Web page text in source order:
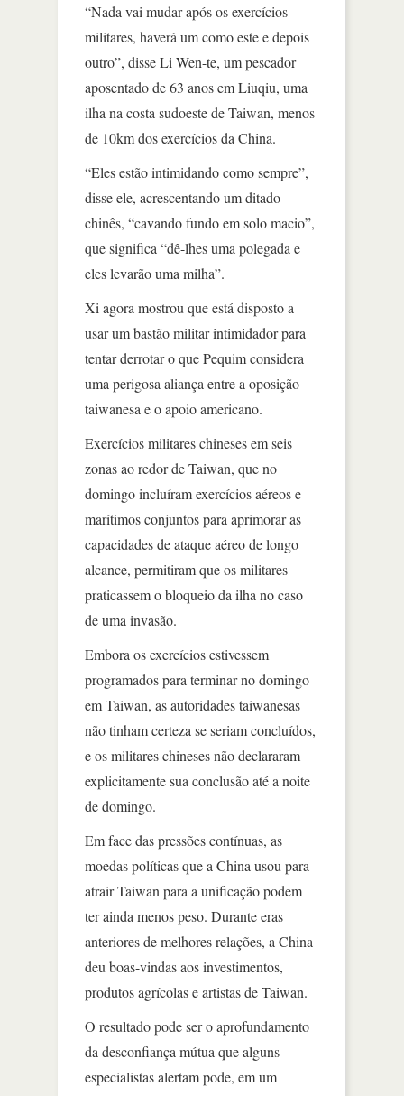
“Nada vai mudar após os exercícios
militares, haverá um como este e depois
outro”, disse Li Wen-te, um pescador
aposentado de 63 anos em Liuqiu, uma
ilha na costa sudoeste de Taiwan, menos
de 10km dos exercícios da China.
“Eles estão intimidando como sempre”,
disse ele, acrescentando um ditado
chinês, “cavando fundo em solo macio”,
que significa “dê-lhes uma polegada e
eles levarão uma milha”.
Xi agora mostrou que está disposto a
usar um bastão militar intimidador para
tentar derrotar o que Pequim considera
uma perigosa aliança entre a oposição
taiwanesa e o apoio americano.
Exercícios militares chineses em seis
zonas ao redor de Taiwan, que no
domingo incluíram exercícios aéreos e
marítimos conjuntos para aprimorar as
capacidades de ataque aéreo de longo
alcance, permitiram que os militares
praticassem o bloqueio da ilha no caso
de uma invasão.
Embora os exercícios estivessem
programados para terminar no domingo
em Taiwan, as autoridades taiwanesas
não tinham certeza se seriam concluídos,
e os militares chineses não declararam
explicitamente sua conclusão até a noite
de domingo.
Em face das pressões contínuas, as
moedas políticas que a China usou para
atrair Taiwan para a unificação podem
ter ainda menos peso. Durante eras
anteriores de melhores relações, a China
deu boas-vindas aos investimentos,
produtos agrícolas e artistas de Taiwan.
O resultado pode ser o aprofundamento
da desconfiança mútua que alguns
especialistas alertam pode, em um